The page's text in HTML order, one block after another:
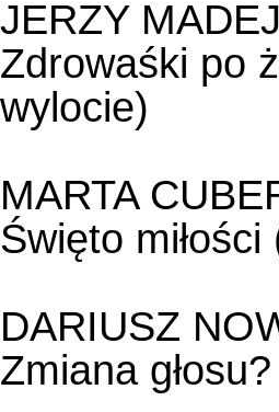
JERZY
Zdrowaśki po
wylocie)
MARTA
Święto
DARIUSZ
Zmiana